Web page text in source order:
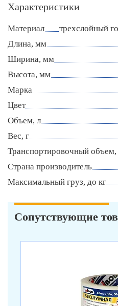
Характеристики
Материал
трехслойный
Длина, мм
Ширина, мм
Высота, мм
Марка
Цвет
Объем, л
Вес, г
Транспортировочный
Страна производитель
Максимальный груз, до кг
Сопутствующие